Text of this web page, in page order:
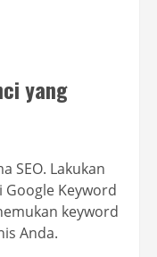
yang
SEO. Lakukan
Keyword
keyword
Anda.